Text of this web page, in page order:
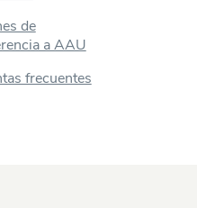
de
a AAU
frecuentes